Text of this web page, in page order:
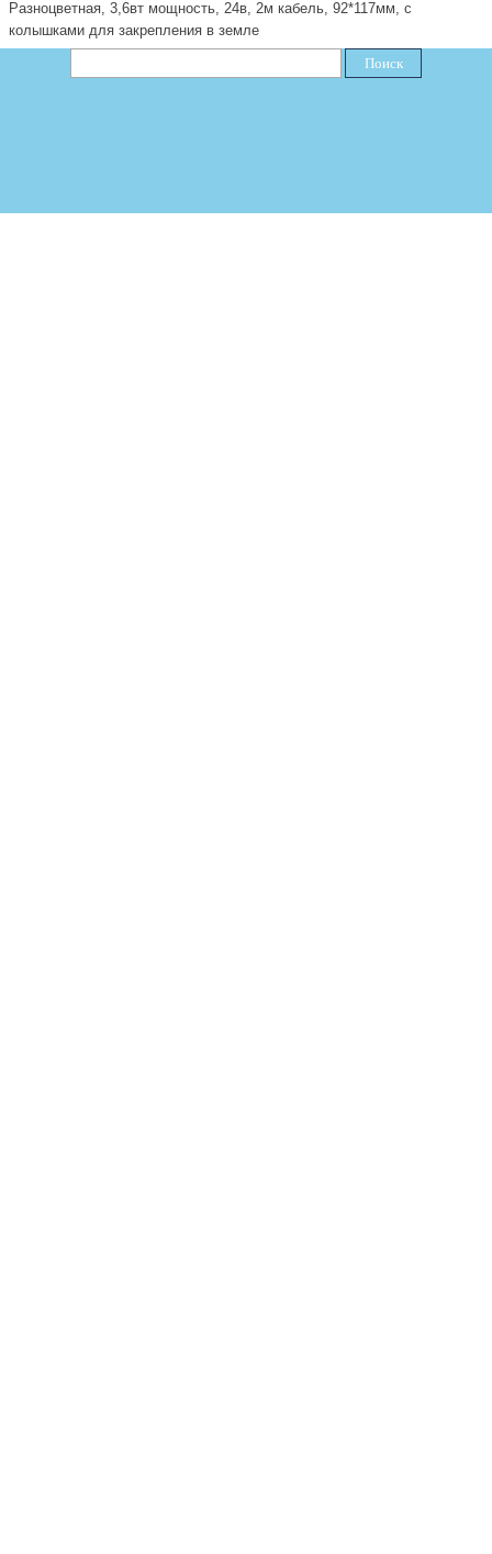
Разноцветная, 3,6вт мощность, 24в, 2м кабель, 92*117мм, с
колышками для закрепления в земле
Поиск